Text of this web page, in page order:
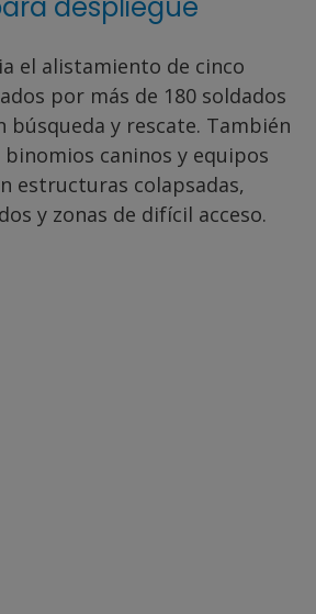
despliegue
el alistamiento de cinco
por más de 180 soldados
búsqueda y rescate. También
caninos y equipos
estructuras colapsadas,
y zonas de difícil acceso.